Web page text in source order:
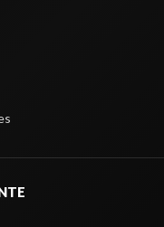
CENTRAL TRASERA usado.
usado.